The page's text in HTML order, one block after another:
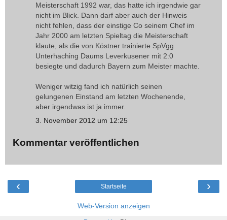
Meisterschaft 1992 war, das hatte ich irgendwie gar
nicht im Blick. Dann darf aber auch der Hinweis
nicht fehlen, dass der einstige Co seinem Chef im
Jahr 2000 am letzten Spieltag die Meisterschaft
klaute, als die von Köstner trainierte SpVgg
Unterhaching Daums Leverkusener mit 2:0
besiegte und dadurch Bayern zum Meister machte.
Weniger witzig fand ich natürlich seinen
gelungenen Einstand am letzten Wochenende,
aber irgendwas ist ja immer.
3. November 2012 um 12:25
Kommentar veröffentlichen
‹ ›
Startseite
Web-Version anzeigen